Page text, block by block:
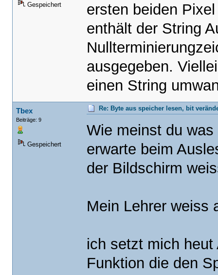
Gespeichert
ersten beiden
enthält der String
ausgegeben.
einen String
Tbex
Beiträge: 9
Gespeichert
Re: Byte aus speicher lesen, bit
Wie meinst du
erwarte beim
der Bildschirm
Mein Lehrer weiss
ich setzt mich
Funktion die den